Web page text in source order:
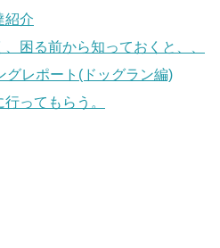
紹介
困る前から知っておくと、、
グレポート(ドッグラン編)
ってもらう。